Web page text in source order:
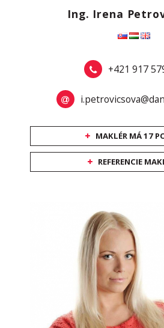
Ing. Irena
+421 917
MAKLÉR MÁ 17
REFERENCIE